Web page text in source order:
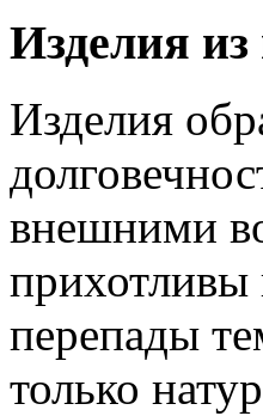
Изделия из
Изделия
внешними
прихотливы
перепады
только